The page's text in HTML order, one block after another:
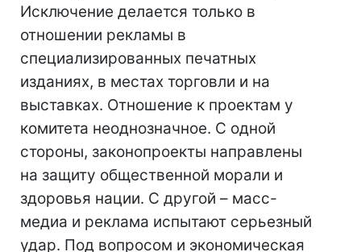
Исключение делается только в
отношении рекламы в
специализированных печатных
изданиях, в местах торговли и на
выставках. Отношение к проектам у
комитета неоднозначное. С одной
стороны, законопроекты направлены
на защиту общественной морали и
здоровья нации. С другой – масс-
медиа и реклама испытают серьезный
удар. Под вопросом и экономическая